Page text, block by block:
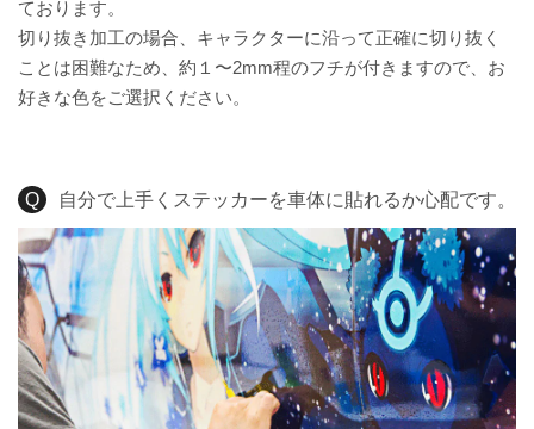
ております。
切り抜き加工の場合、キャラクターに沿って正確に切り抜く
ことは困難なため、約１〜2mm程のフチが付きますので、お
好きな色をご選択ください。
自分で上手くステッカーを車体に貼れるか心配です。